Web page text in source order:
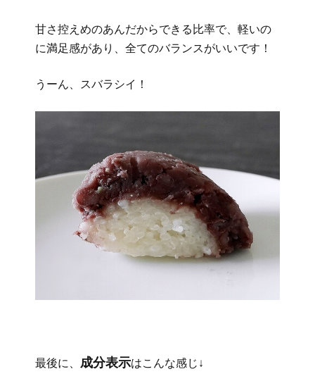
甘さ控えめのあんだからできる比率で、軽いの
に満足感があり、全てのバランスがいいです！
うーん、スバラシイ！
最後に、 成分表示はこんな感じ↓